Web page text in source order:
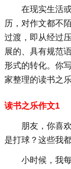
在现实生活
历，对作文都不
过渡，即从经过
展的、具有规范
形式的转化。你
家整理的读书之
读书之乐作文1
朋友，你喜
是打球？这些我
小时候，我